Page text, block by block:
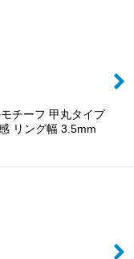
チーフ 甲丸タイプ
リング幅 3.5mm